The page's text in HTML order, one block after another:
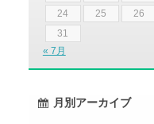
24
25 26
31
« 7月
月別アーカイブ